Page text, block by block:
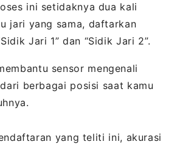
ini setidaknya dua kali
jari yang sama, daftarkan
Jari 1” dan “Sidik Jari 2”.
sensor mengenali
berbagai posisi saat kamu
yang teliti ini, akurasi